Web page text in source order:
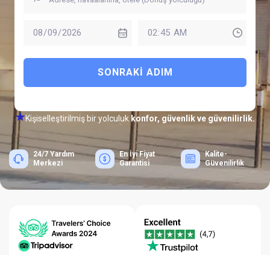
SONRAKI ADIM
Kişiselleştirilmiş bir yolculuk konfor, güvenlik ve güvenilirlik.
24/7 Yardım
Merkezi
En İyi Fiyat
Garantisi
Kalite-
Güvenilirlik